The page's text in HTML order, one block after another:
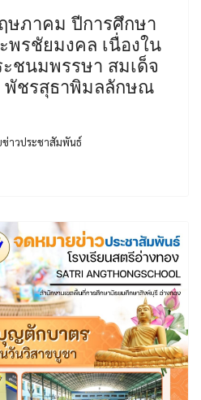
ษภาคม ปีการศึกษา
พรชัยมงคล เนื่องใน
ชนมพรรษา สมเด็จ
พัชรสุธาพิมลลักษณ
าวประชาสัมพันธ์